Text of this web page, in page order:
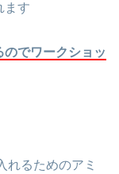
ます
でワークショッ
れるためのアミ